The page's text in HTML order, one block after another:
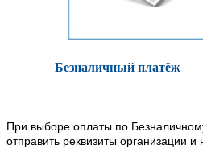
Безналичный платёж
При выборе оплаты по
отправить реквизиты организации